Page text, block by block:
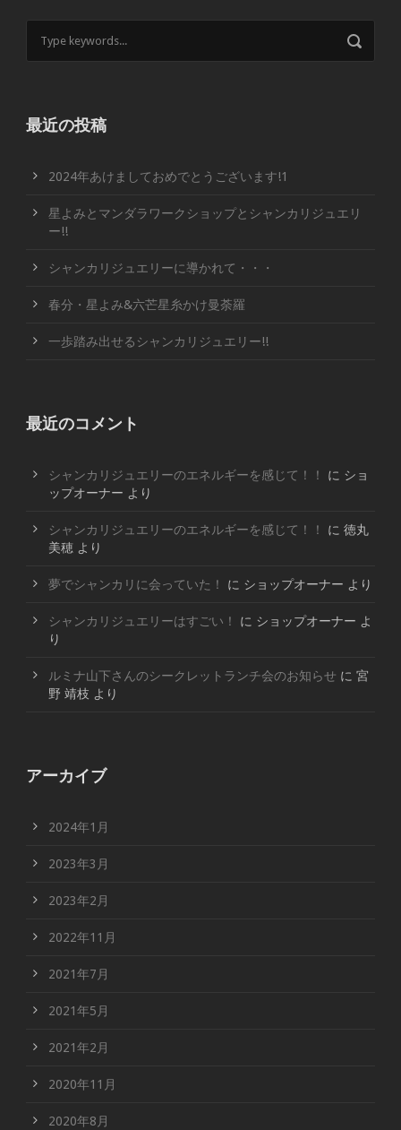
最近の投稿
2024年あけましておめでとうございます!1
星よみとマンダラワークショップとシャンカリジュエリ
ー!!
シャンカリジュエリーに導かれて・・・
春分・星よみ&六芒星糸かけ曼荼羅
一歩踏み出せるシャンカリジュエリー!!
最近のコメント
シャンカリジュエリーのエネルギーを感じて！！ に ショ
ップオーナー より
シャンカリジュエリーのエネルギーを感じて！！ に 徳丸
美穂 より
夢でシャンカリに会っていた！ に ショップオーナー より
シャンカリジュエリーはすごい！ に ショップオーナー よ
り
ルミナ山下さんのシークレットランチ会のお知らせ に 宮
野 靖枝 より
アーカイブ
2024年1月
2023年3月
2023年2月
2022年11月
2021年7月
2021年5月
2021年2月
2020年11月
2020年8月